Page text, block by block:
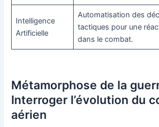
Intelligence
Artificielle
Automatisation des
tactiques pour une
dans le combat.
Métamorphose de la
Interroger l’évolution du
aérien